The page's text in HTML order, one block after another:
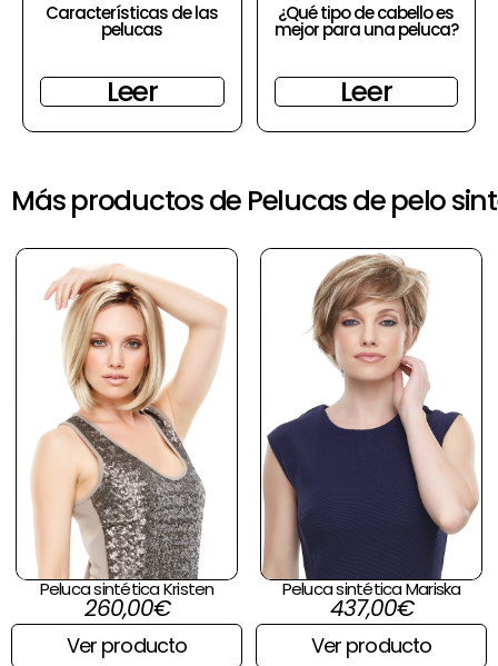
Características de las
pelucas
Leer
¿Qué tipo de cabello es
mejor para una peluca?
Leer
Más productos de Pelucas de pelo
Peluca sintética Kristen
260,00€
Ver producto
Peluca sintética Mariska
437,00€
Ver producto